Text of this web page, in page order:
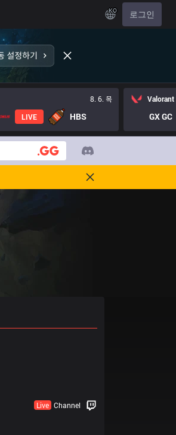
KO 로그인
8. 6. 목
LIVE HBS
Valorant
GX GC
Live Channel